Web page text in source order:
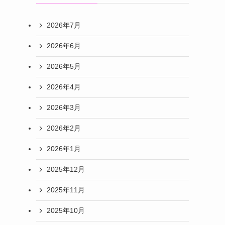
2026年7月
2026年6月
2026年5月
2026年4月
2026年3月
2026年2月
2026年1月
2025年12月
2025年11月
2025年10月